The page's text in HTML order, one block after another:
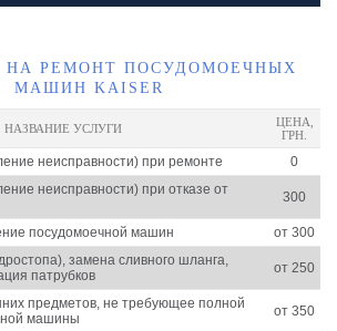
НА РЕМОНТ ПОСУДОМОЕЧНЫХ
МАШИН KAISER
НАЗВАНИЕ УСЛУГИ
ЦЕНА,
ГРН.
неисправности) при ремонте
0
неисправности) при отказе от
300
посудомоечной машин
от 300
замена сливного шланга,
патрубков
от 250
предметов, не требующее полной
машины
от 350